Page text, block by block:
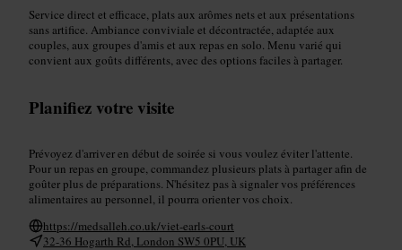
Service direct et efficace, plats aux arômes nets et aux présentations
sans artifice. Ambiance conviviale et décontractée, adaptée aux
couples, aux groupes d'amis et aux repas en solo. Menu varié qui
convient aux goûts différents, avec des options faciles à partager.
Planifiez votre visite
Prévoyez d'arriver en début de soirée si vous voulez éviter l'attente.
Pour un repas en groupe, commandez plusieurs plats à partager afin de
goûter plus de préparations. N'hésitez pas à signaler vos préférences
alimentaires au personnel, il pourra orienter vos choix.
https://medsalleh.co.uk/viet-earls-court
32-36 Hogarth Rd, London SW5 0PU, UK